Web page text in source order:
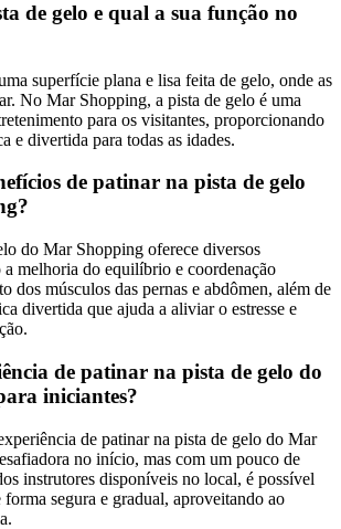
de gelo e qual a sua função no
superfície plana e lisa feita de gelo, onde as
No Mar Shopping, a pista de gelo é uma
para os visitantes, proporcionando
e divertida para todas as idades.
de patinar na pista de gelo
do Mar Shopping oferece diversos
melhoria do equilíbrio e coordenação
dos músculos das pernas e abdômen, além de
divertida que ajuda a aliviar o estresse e
de patinar na pista de gelo do
iniciantes?
de patinar na pista de gelo do Mar
no início, mas com um pouco de
instrutores disponíveis no local, é possível
forma segura e gradual, aproveitando ao